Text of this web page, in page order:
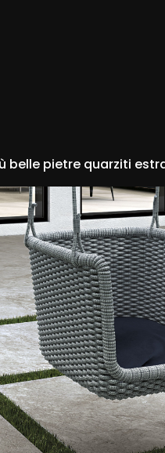
belle pietre quarziti